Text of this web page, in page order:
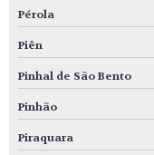
Pérola
Piên
Pinhal de São Bento
Pinhão
Piraquara